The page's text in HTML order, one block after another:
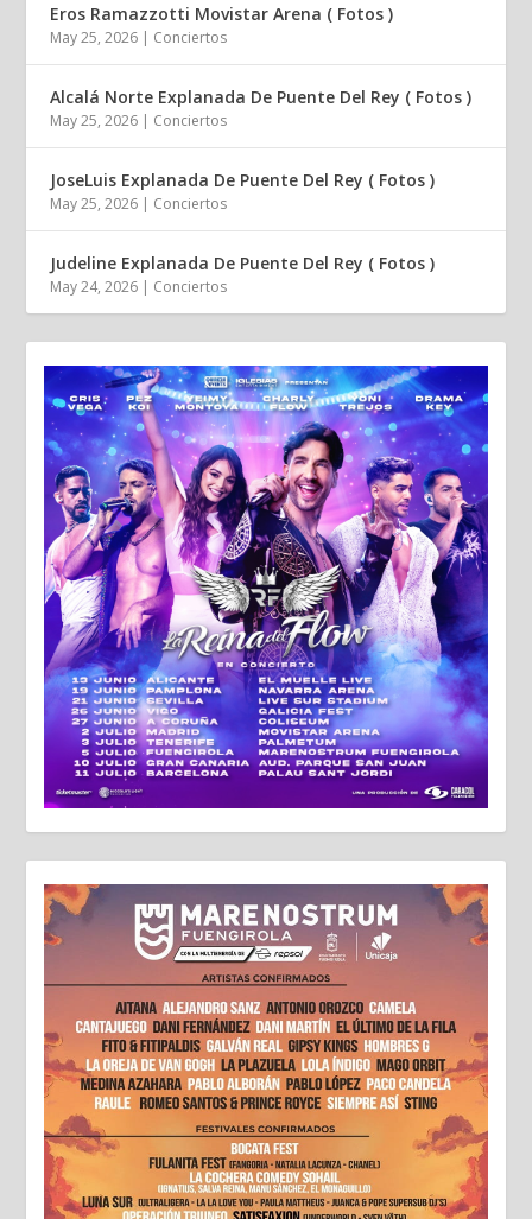
Eros Ramazzotti Movistar Arena ( Fotos )
May 25, 2026 | Conciertos
Alcalá Norte Explanada De Puente Del Rey ( Fotos )
May 25, 2026 | Conciertos
JoseLuis Explanada De Puente Del Rey ( Fotos )
May 25, 2026 | Conciertos
Judeline Explanada De Puente Del Rey ( Fotos )
May 24, 2026 | Conciertos